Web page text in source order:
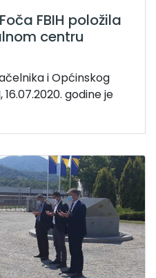
FBIH položila
centru
i Općinskog
godine je